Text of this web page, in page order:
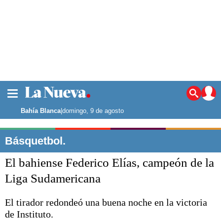
Noticias
La ciudad
Punta Alta
El mundo
Deportes
Escenario Olímpico
Bahía Blanca|domingo, 9 de agosto
Básquetbol.
El bahiense Federico Elías, campeón de la
Liga Sudamericana
El tirador redondeó una buena noche en la victoria
de Instituto.